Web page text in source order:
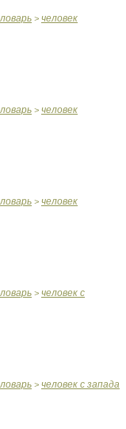
> человек
> человек
> человек
> человек с
> человек с запада